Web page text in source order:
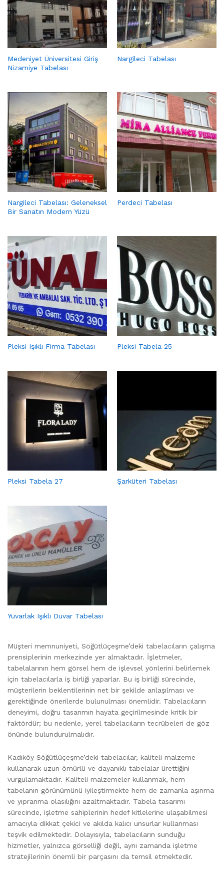
Medeniyet Üniversitesi Giriş
Nizamiye Tabelası
Nargileci Tabelası
Nargileci Tabelası: Geleneksel
Bir Sanatın Modern Yüzü
Perdeci Tabelası
Pleksi Işıklı Firma Tabelası Pleksi Tabela 25
Pleksi Tabela 27 Şarküteri Tabelası
Yuvarlak Işıklı Duvar Tabelası
Müşteri memnuniyeti, Söğütlüçeşme’deki tabelacıların çalışma
prensiplerinin merkezinde yer almaktadır. İşletmeler,
tabelalarının hem görsel hem de işlevsel yönlerini belirlemek
için tabelacılarla iş birliği yaparlar. Bu iş birliği sürecinde,
müşterilerin beklentilerinin net bir şekilde anlaşılması ve
gerektiğinde önerilerde bulunulması önemlidir. Tabelacıların
deneyimi, doğru tasarımın hayata geçirilmesinde kritik bir
faktördür; bu nedenle, yerel tabelacıların tecrübeleri de göz
önünde bulundurulmalıdır.
Kadıköy Söğütlüçeşme’deki tabelacılar, kaliteli malzeme
kullanarak uzun ömürlü ve dayanıklı tabelalar ürettiğini
vurgulamaktadır. Kaliteli malzemeler kullanmak, hem
tabelanın görünümünü iyileştirmekte hem de zamanla aşınma
ve yıpranma olasılığını azaltmaktadır. Tabela tasarımı
sürecinde, işletme sahiplerinin hedef kitlelerine ulaşabilmesi
amacıyla dikkat çekici ve akılda kalıcı unsurlar kullanması
teşvik edilmektedir. Dolayısıyla, tabelacıların sunduğu
hizmetler, yalnızca görselliği değil, aynı zamanda işletme
stratejilerinin önemli bir parçasını da temsil etmektedir.